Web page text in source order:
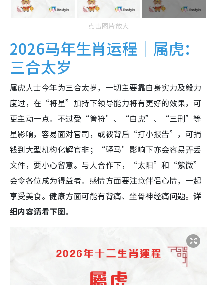
点击图片放大
2026马年生肖运程｜属虎：
三合太岁
属虎人士今年为三合太岁，一切主要靠自身实力及毅力
度过，在“将星”加持下领导能力将有更好的效果，可
更主动一点。不过受“管符”、“白虎”、“三刑”等
星影响，容易面对官司，或被背后“打小报告”，可捐
钱到大型机构化解官非；“驿马”影响下亦会容易弄丢
文件，要小心留意。与人合作下，“太阳”和“紫微”
会令各位成为得益者。感情方面要注意伴侣心情，一起
享受美食。健康方面可能有背痛、坐骨神经痛问题。详
细内容请看下图。